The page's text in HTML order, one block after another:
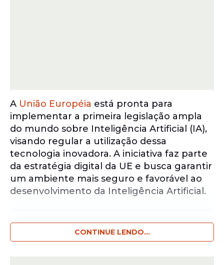
A União Européia está pronta para
implementar a primeira legislação ampla
do mundo sobre Inteligência Artificial (IA),
visando regular a utilização dessa
tecnologia inovadora. A iniciativa faz parte
da estratégia digital da UE e busca garantir
um ambiente mais seguro e favorável ao
desenvolvimento da Inteligência Artificial.
Notícias pelo WhatsApp
Receba as notícias exclusivas do
de Prefeiturapelo nosso canal.
CONTINUE LENDO...